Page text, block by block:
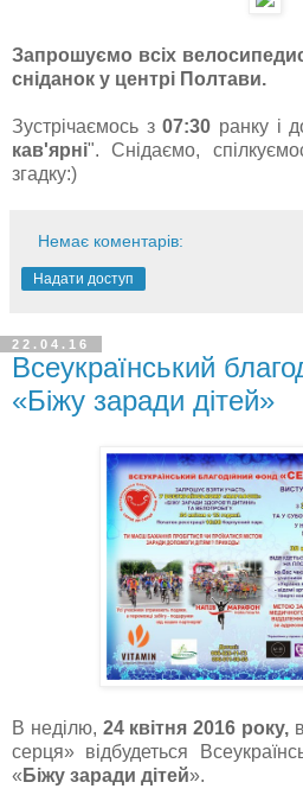
Запрошуємо всіх
сніданок у центрі Полтави.
Зустрічаємось з07:30 ранку і
кав'ярні". Снідаємо,
згадку:)
Немає коментарів:
Надати доступ
22.04.16
Всеукраїнський
«Біжу заради дітей»
В неділю, 24 квітня 2016 року,
серця» відбудеться
« Біжу заради дітей».